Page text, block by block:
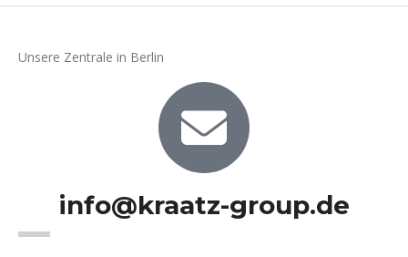
Unsere Zentrale in Berlin
info@kraatz-group.de